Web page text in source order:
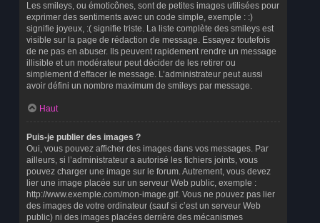
Les smileys, ou émoticônes, sont de petites images utilisées pour
exprimer des sentiments avec un code simple, exemple : :)
signifie joyeux, :( signifie triste. La liste complète des smileys est
visible sur la page de rédaction de message. Essayez toutefois
de ne pas en abuser. Ils peuvent rapidement rendre un message
illisible et un modérateur peut décider de les retirer ou
simplement d’effacer le message. L’administrateur peut aussi
avoir défini un nombre maximum de smileys par message.
Haut
Puis-je publier des images ?
Oui, vous pouvez afficher des images dans vos messages. Par
ailleurs, si l’administrateur a autorisé les fichiers joints, vous
pouvez charger une image sur le forum. Autrement, vous devez
lier une image placée sur un serveur Web public, exemple :
http://www.exemple.com/mon-image.gif. Vous ne pouvez pas lier
des images de votre ordinateur (sauf si c’est un serveur Web
public) ni des images placées derrière des mécanismes